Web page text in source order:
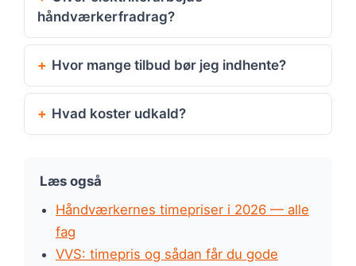
håndværkerfradrag?
Hvor mange tilbud bør jeg indhente?
Hvad koster udkald?
Læs også
Håndværkernes timepriser i 2026 — alle
fag
VVS: timepris og sådan får du gode